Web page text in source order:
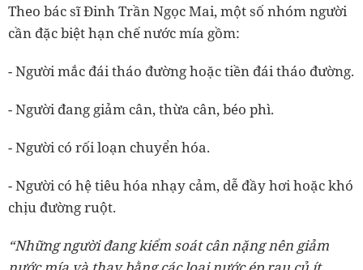
Theo bác sĩ Đinh Trần Ngọc Mai, một số nhóm người
cần đặc biệt hạn chế nước mía gồm:
- Người mắc đái tháo đường hoặc tiền đái tháo đường.
- Người đang giảm cân, thừa cân, béo phì.
- Người có rối loạn chuyển hóa.
- Người có hệ tiêu hóa nhạy cảm, dễ đầy hơi hoặc khó
chịu đường ruột.
“Những người đang kiểm soát cân nặng nên giảm